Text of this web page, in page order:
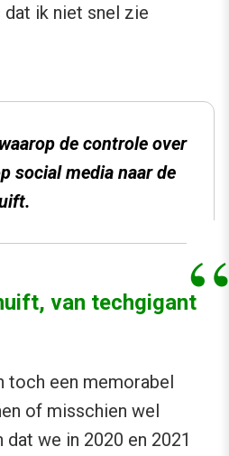
ik niet snel zie
de controle over
social media naar de
van techgigant
toch een memorabel
of misschien wel
we in 2020 en 2021